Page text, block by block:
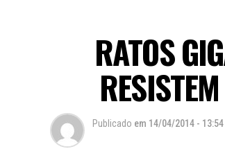
RATOS
Publicado em 14/04/2014 - 13:54